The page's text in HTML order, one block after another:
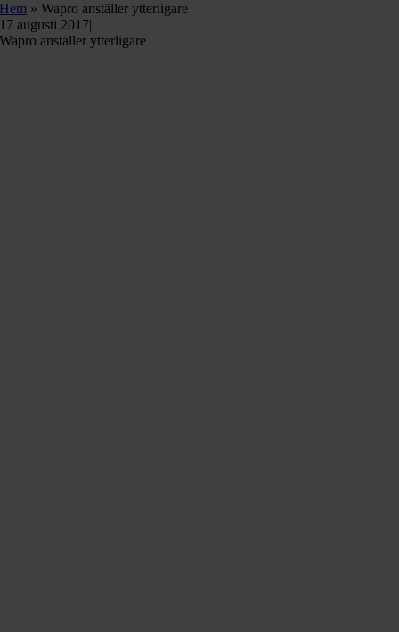
Hem »Wapro anställer ytterligare
17 augusti 2017|
Wapro anställer ytterligare